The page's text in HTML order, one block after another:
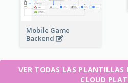
Mobile Game
Backend
VER TODAS LAS PLANTILLAS
CLOUD